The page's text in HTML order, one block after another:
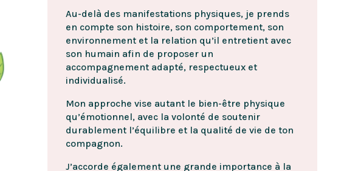
Au-delà des manifestations physiques, je prends
en compte son histoire, son comportement, son
environnement et la relation qu’il entretient avec
son humain afin de proposer un
accompagnement adapté, respectueux et
individualisé.
Mon approche vise autant le bien-être physique
qu’émotionnel, avec la volonté de soutenir
durablement l’équilibre et la qualité de vie de ton
compagnon.
J’accorde également une grande importance à la